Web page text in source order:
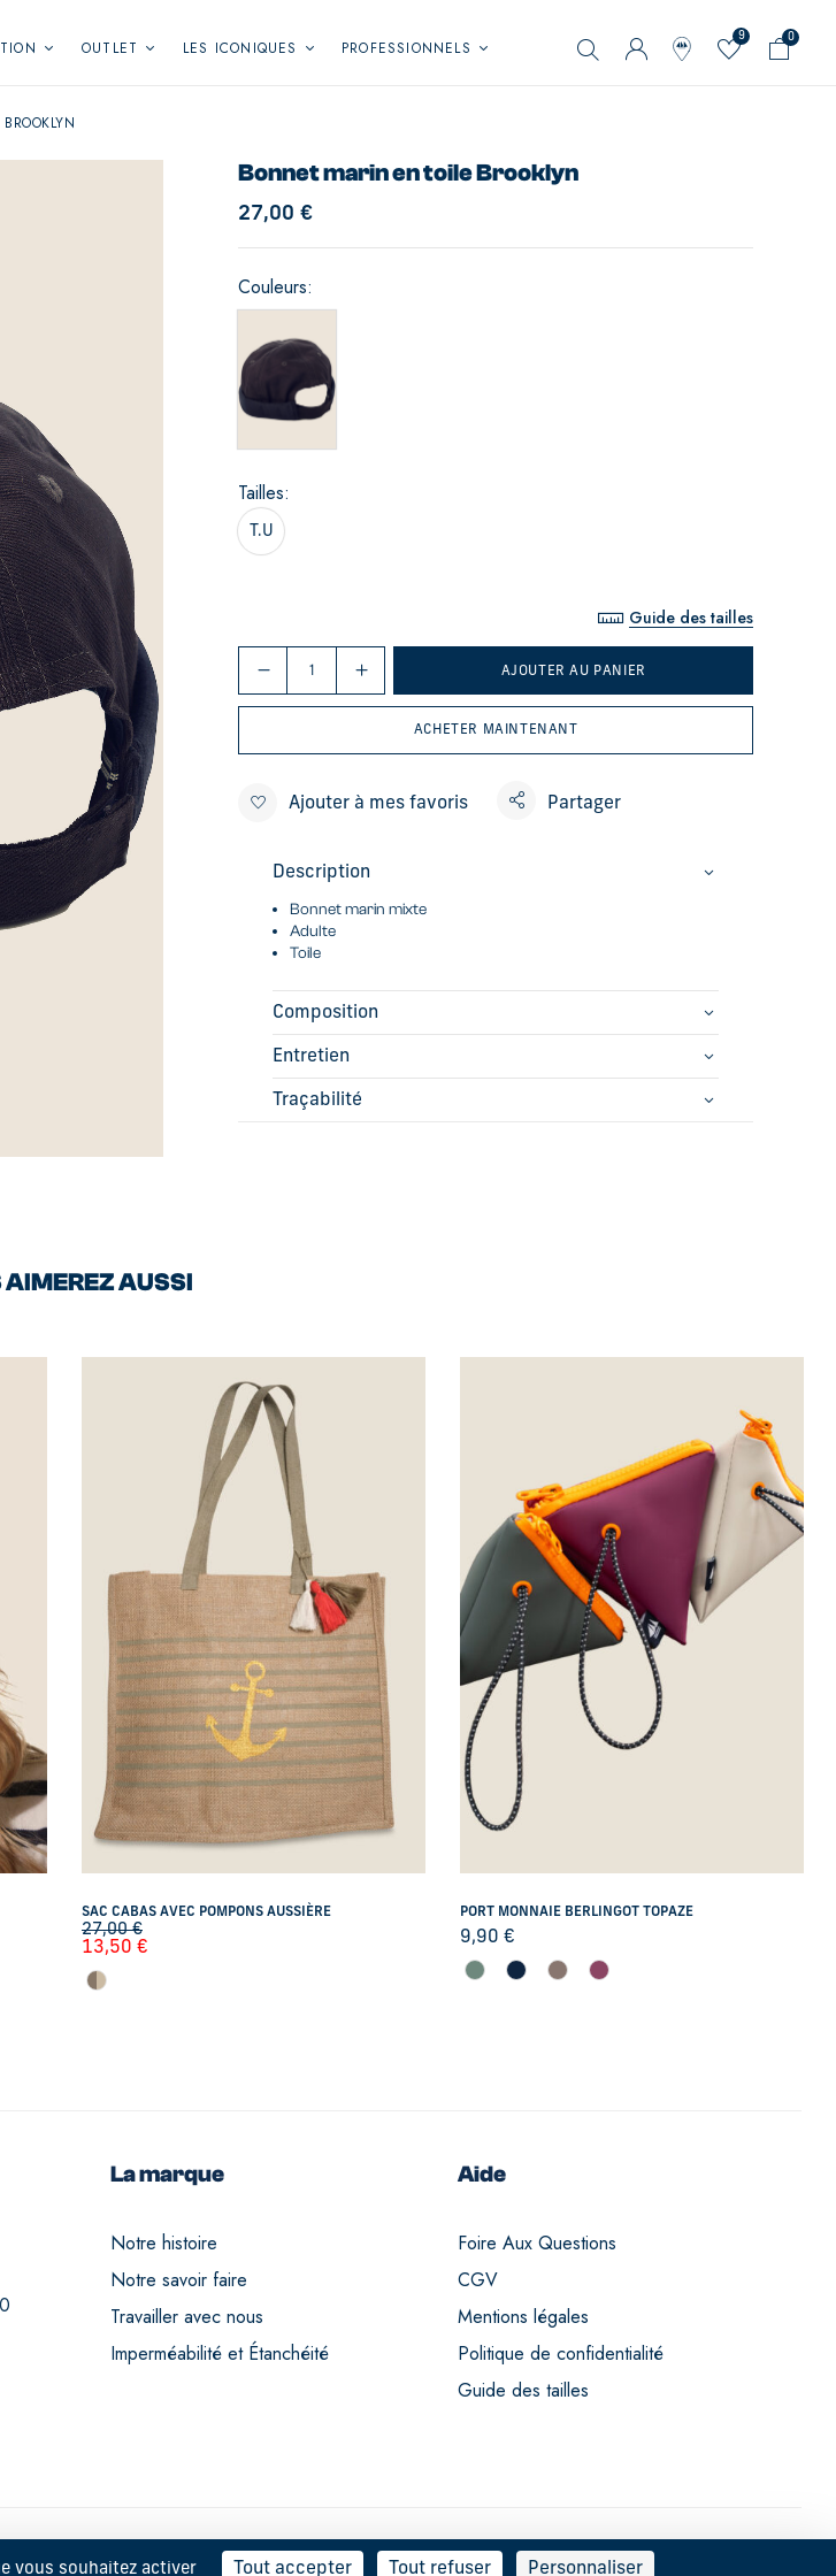
OUTLET LES ICONIQUES PROFESSIONNELS
9 0
Bonnet marin en toile Brooklyn
27,00€
Couleurs
Tailles
T.U
Guide des tailles
AJOUTER AU PANIER
ACHETER MAINTENANT
Ajouter à mes favoris Partager
Description
Bonnet marin mixte
Adulte
Toile
Composition
Entretien
Traçabilité
AIMEREZ AUSSI
SAC CABAS AVEC POMPONS AUSSIÈRE
27,00€
13,50 €
PORT MONNAIE BERLINGOT TOPAZE
9,90 €
La marque
Notre histoire
Notre savoir faire
Travailler avec nous
Imperméabilité et Étanchéité
Aide
Foire Aux Questions
CGV
Mentions légales
Politique de confidentialité
Guide des tailles
vous souhaitez activer Tout accepter Tout refuser Personnaliser